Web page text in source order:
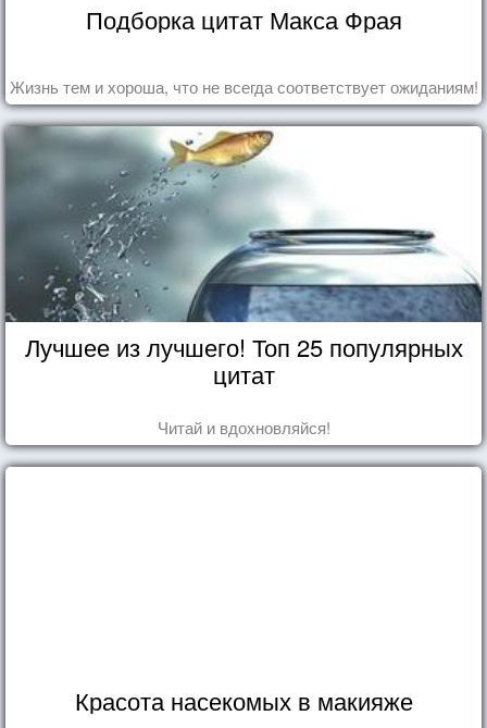
Подборка цитат Макса Фрая
Жизнь тем и хороша, что не всегда соответствует ожиданиям!
Лучшее из лучшего! Топ 25 популярных
цитат
Читай и вдохновляйся!
Красота насекомых в макияже